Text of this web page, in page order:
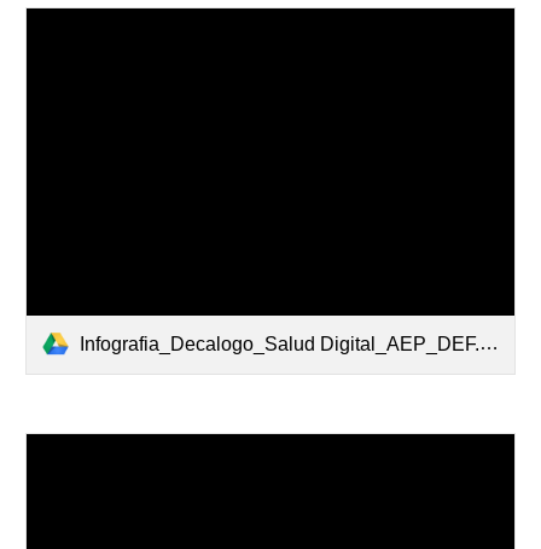
Infografia_Decalogo_Salud Digital_AEP_DEF.pdf